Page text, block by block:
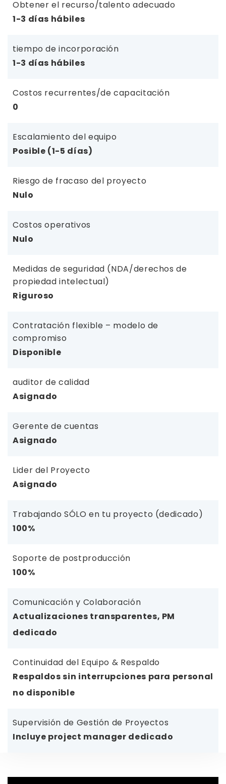
Obtener el recurso/talento adecuado
1-3 días hábiles
tiempo de incorporación
1-3 días hábiles
Costos recurrentes/de capacitación
0
Escalamiento del equipo
Posible (1-5 días)
Riesgo de fracaso del proyecto
Nulo
Costos operativos
Nulo
Medidas de seguridad (NDA/derechos de
propiedad intelectual)
Riguroso
Contratación flexible – modelo de
compromiso
Disponible
auditor de calidad
Asignado
Gerente de cuentas
Asignado
Lider del Proyecto
Asignado
Trabajando SÓLO en tu proyecto (dedicado)
100%
Soporte de postproducción
100%
Comunicación y Colaboración
Actualizaciones transparentes, PM
dedicado
Continuidad del Equipo & Respaldo
Respaldos sin interrupciones para personal
no disponible
Supervisión de Gestión de Proyectos
Incluye project manager dedicado